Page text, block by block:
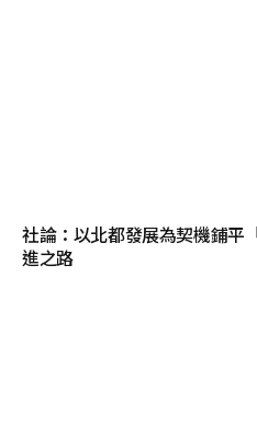
社論：以北都發展為契機鋪平
進之路